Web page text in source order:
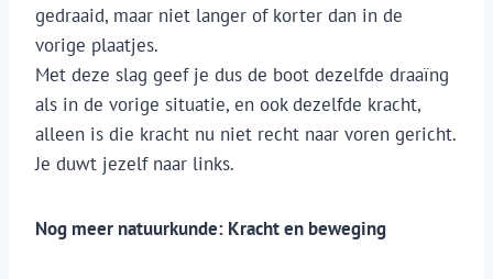
gedraaid, maar niet langer of korter dan in de
vorige plaatjes.
Met deze slag geef je dus de boot dezelfde draaïng
als in de vorige situatie, en ook dezelfde kracht,
alleen is die kracht nu niet recht naar voren gericht.
Je duwt jezelf naar links.
Nog meer natuurkunde: Kracht en beweging